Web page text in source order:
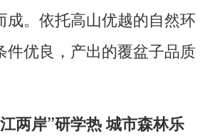
成。依托高山优越的自然环
件优良，产出的覆盆子品质
两岸”研学热 城市森林乐